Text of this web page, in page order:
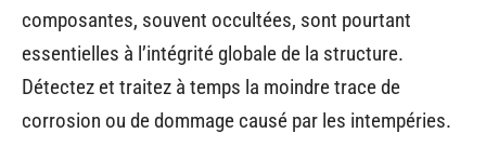
composantes, souvent occultées, sont pourtant
essentielles à l’intégrité globale de la structure.
Détectez et traitez à temps la moindre trace de
corrosion ou de dommage causé par les intempéries.